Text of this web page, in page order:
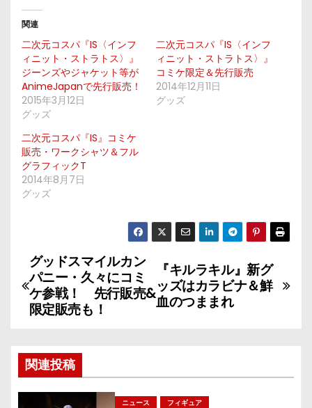
関連
二次元コスパ『IS〈インフ
ィニット・ストラトス〉』
ジーンズやジャケット等が
AnimeJapanで先行販売！
2015年3月12日
グッズ
二次元コスパ『IS〈インフ
ィニット・ストラトス〉』
コミケ限定＆先行販売
2014年12月11日
グッズ
二次元コスパ『IS』コミケ
販売・ワークシャツ＆フル
グラフィックT
2014年8月7日
グッズ
投
稿
ビ
ゲ
『キルラキル』新グ
ッズはカラビナ＆鮮
血のつままれ
グッドスマイルカン
パニー・久々にコミ
ケ参戦！ 先行販売&
限定販売も！
関連投稿
ニュース フィギュア